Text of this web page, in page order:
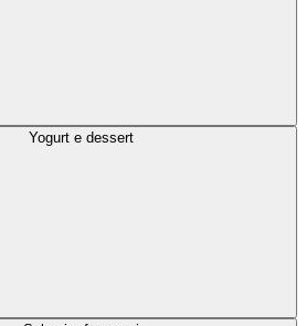
Yogurt e dessert